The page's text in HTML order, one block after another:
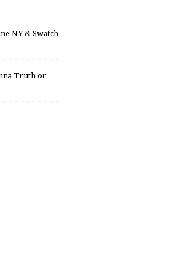
NY & Swatch
Truth or